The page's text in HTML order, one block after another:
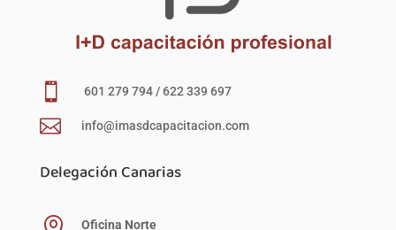
 601 279 794 / 622 339 697
 info@imasdcapacitacion.com
Delegación Canarias
Oficina Norte